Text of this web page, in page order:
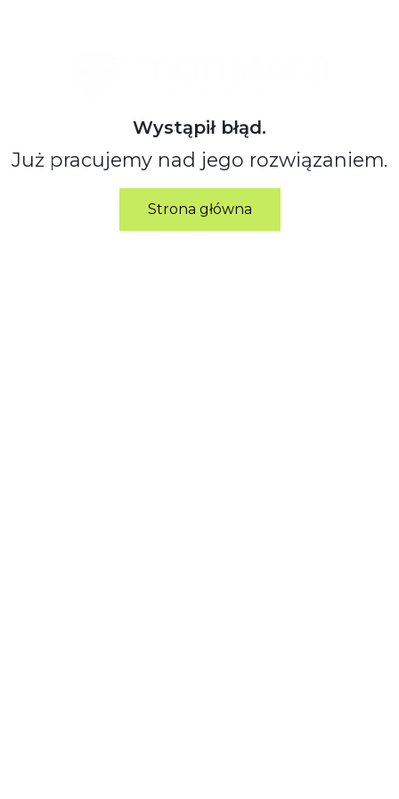
Wystąpił błąd.
Już pracujemy nad jego rozwiązaniem.
Strona główna